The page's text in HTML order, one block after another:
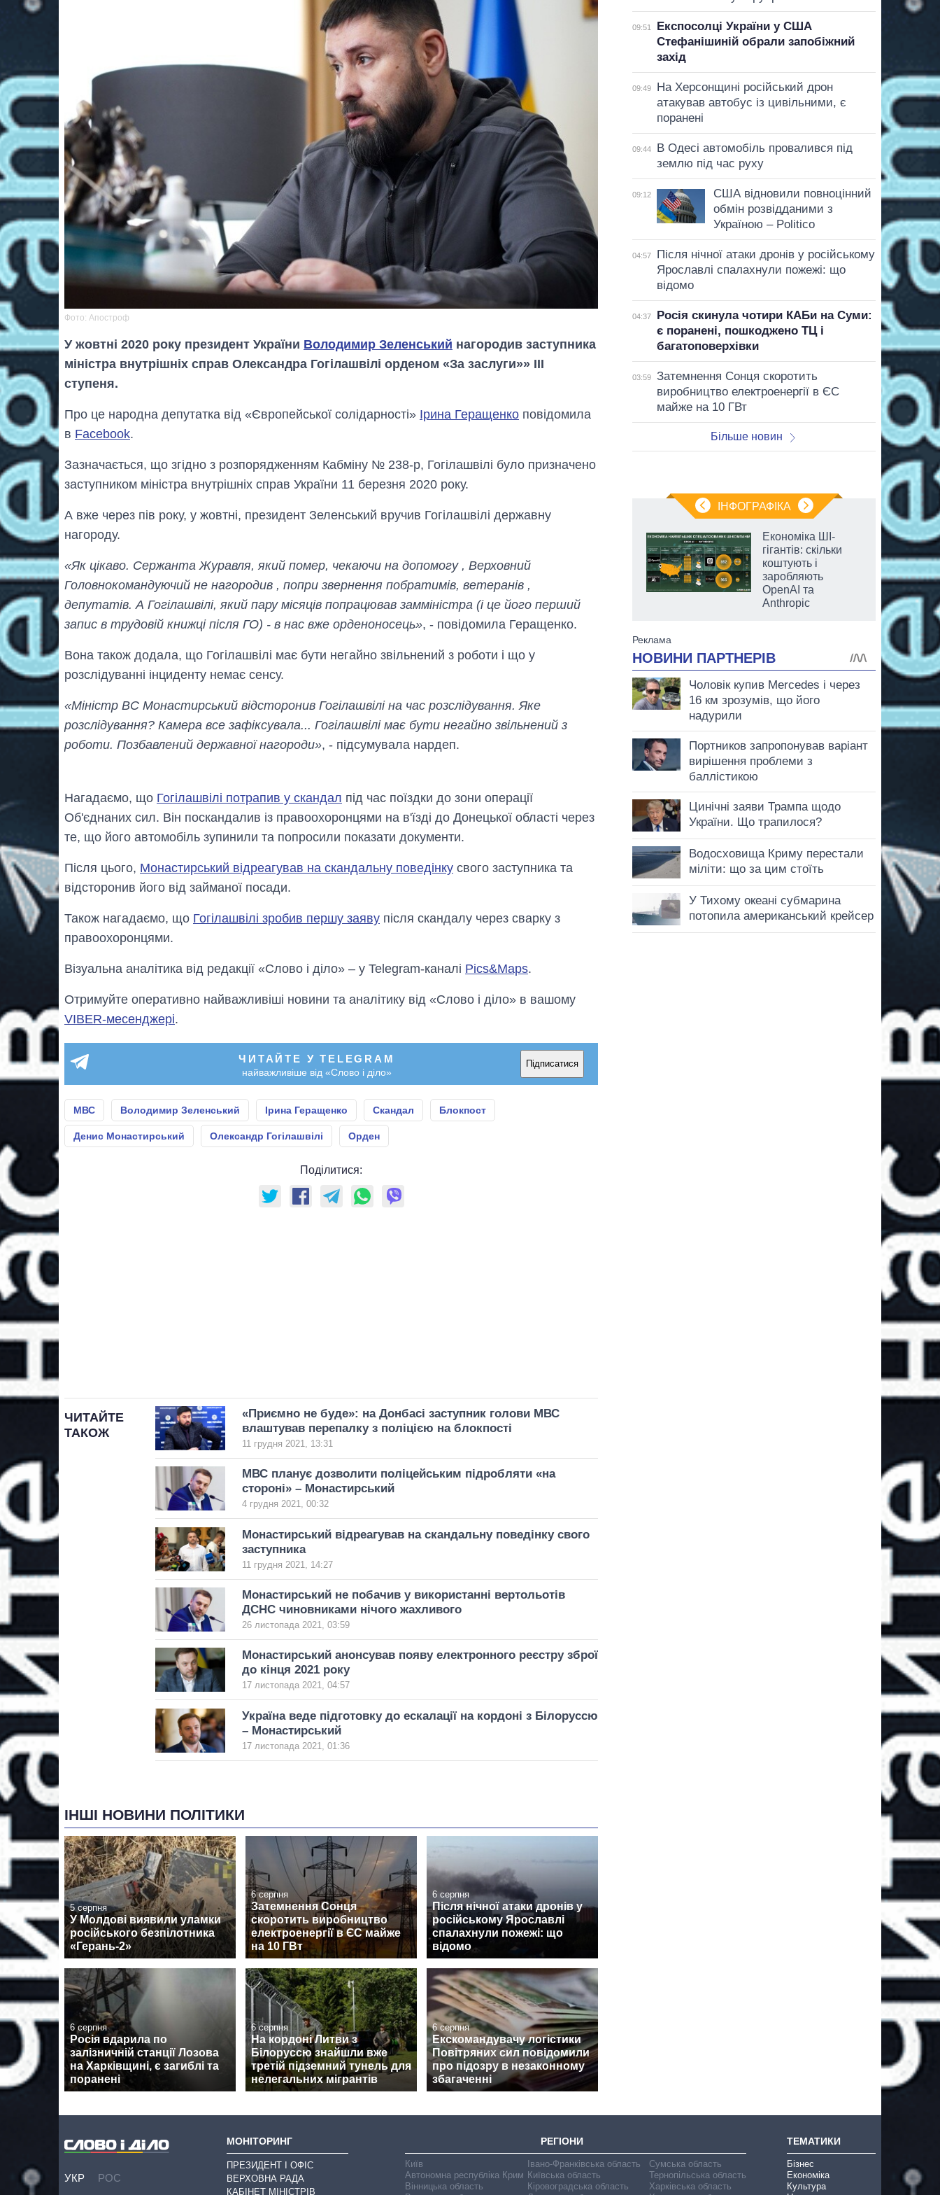
Фото: Апостроф
У жовтні 2020 року президент України Володимир Зеленський нагородив заступника
міністра внутрішніх справ Олександра Гогілашвілі орденом «За заслуги»» III
ступеня.
Про це народна депутатка від «Європейської солідарності» Ірина Геращенко повідомила
в Facebook.
Зазначається, що згідно з розпорядженням Кабміну № 238-р, Гогілашвілі було призначено
заступником міністра внутрішніх справ України 11 березня 2020 року.
А вже через пів року, у жовтні, президент Зеленський вручив Гогілашвілі державну
нагороду.
«Як цікаво. Сержанта Журавля, який помер, чекаючи на допомогу , Верховний
Головнокомандуючий не нагородив , попри звернення побратимів, ветеранів ,
депутатів. А Гогілашвілі, який пару місяців попрацював замміністра (і це його перший
запис в трудовій книжці після ГО) - в нас вже орденоносець», - повідомила Геращенко.
Вона також додала, що Гогілашвілі має бути негайно звільнений з роботи і що у
розслідуванні інциденту немає сенсу.
«Міністр ВС Монастирський відсторонив Гогілашвілі на час розслідування. Яке
розслідування? Камера все зафіксувала... Гогілашвілі має бути негайно звільнений з
роботи. Позбавлений державної нагороди», - підсумувала нардеп.
Нагадаємо, що Гогілашвілі потрапив у скандал під час поїздки до зони операції
Об'єднаних сил. Він поскандалив із правоохоронцями на в'їзді до Донецької області через
те, що його автомобіль зупинили та попросили показати документи.
Після цього, Монастирський відреагував на скандальну поведінку свого заступника та
відсторонив його від займаної посади.
Також нагадаємо, що Гогілашвілі зробив першу заяву після скандалу через сварку з
правоохоронцями.
Візуальна аналітика від редакції «Слово і діло» – у Telegram-каналі Pics&Maps.
Отримуйте оперативно найважливіші новини та аналітику від «Слово і діло» в вашому
VIBER-месенджері.
ЧИТАЙТЕ У TELEGRAM
найважливіше від «Слово і діло»
Підписатися
МВС Володимир Зеленський Ірина Геращенко Скандал Блокпост
Денис Монастирський Олександр Гогілашвілі Орден
Поділитися:
ЧИТАЙТЕ
ТАКОЖ
«Приємно не буде»: на Донбасі заступник голови МВС
влаштував перепалку з поліцією на блокпості
11 грудня 2021, 13:31
МВС планує дозволити поліцейським підробляти «на
стороні» – Монастирський
4 грудня 2021, 00:32
Монастирський відреагував на скандальну поведінку свого
заступника
11 грудня 2021, 14:27
Монастирський не побачив у використанні вертольотів
ДСНС чиновниками нічого жахливого
26 листопада 2021, 03:59
Монастирський анонсував появу електронного реєстру зброї
до кінця 2021 року
17 листопада 2021, 04:57
Україна веде підготовку до ескалації на кордоні з Білоруссю
– Монастирський
17 листопада 2021, 01:36
ІНШІ НОВИНИ ПОЛІТИКИ
5 серпня
У Молдові виявили уламки
російського безпілотника
«Герань-2»
6 серпня
Затемнення Сонця
скоротить виробництво
електроенергії в ЄС майже
на 10 ГВт
6 серпня
Після нічної атаки дронів у
російському Ярославлі
спалахнули пожежі: що
відомо
6 серпня
Росія вдарила по
залізничній станції Лозова
на Харківщині, є загиблі та
поранені
6 серпня
На кордоні Литви з
Білоруссю знайшли вже
третій підземний тунель для
нелегальних мігрантів
6 серпня
Екскомандувачу логістики
Повітряних сил повідомили
про підозру в незаконному
збагаченні
09:51
Експосолці України у США
Стефанішиній обрали запобіжний
захід
09:49
На Херсонщині російський дрон
атакував автобус із цивільними, є
поранені
09:44
В Одесі автомобіль провалився під
землю під час руху
09:12
США відновили повноцінний
обмін розвідданими з
Україною – Politico
04:57
Після нічної атаки дронів у російському
Ярославлі спалахнули пожежі: що
відомо
04:37
Росія скинула чотири КАБи на Суми:
є поранені, пошкоджено ТЦ і
багатоповерхівки
03:59
Затемнення Сонця скоротить
виробництво електроенергії в ЄС
майже на 10 ГВт
Більше новин
ІНФОГРАФІКА
містах України на
Економіка ШІ-
гігантів: скільки
коштують і
заробляють
OpenAI та
Anthropic
УКР РОС
МОНІТОРИНГ
ПРЕЗИДЕНТ І ОФІС
ВЕРХОВНА РАДА
КАБІНЕТ МІНІСТРІВ
РЕГІОНИ
Київ
Автономна республіка Крим
Вінницька область
Івано-Франківська область
Київська область
Кіровоградська область
Сумська область
Тернопільська область
Харківська область
ТЕМАТИКИ
Бізнес
Економіка
Культура